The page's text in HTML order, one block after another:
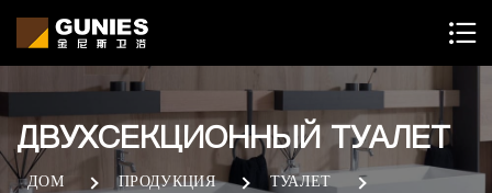
ДВУХСЕКЦИОННЫЙ ТУАЛЕТ
ДОМ ПРОДУКЦИЯ
ТУАЛЕТ